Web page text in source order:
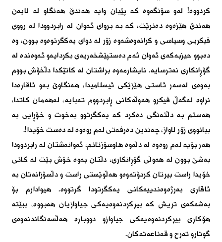
كردووە! لەو سۆنگەوە كە پێیان وایە هەندێ هەنگاو لە لایەن
هەندێ هێزەوە دەنرێت، كە بە بروای ئەوان لە رابردوودا لە رووی
فیكریی وسیاسی و كرانەوەشەوە زۆر لە دوای یەكگرتوەوە بوون، وە
دەبوو حیزبەكەی ئەوان ئەم دەستپێشخەریەی بكردایەو ئەوەندە لە
گۆڕانكاری نەترسایە. نایشارمەوە براشتان لە كاتێكدا دڵخۆش بووم
بەوەی لەسەر ئاستی هێزێكی ئیسلامیدا، هەنگاوێ بەو ئاقارەدا
نراوە لەگەڵ فیكرو هەوڵەكانی ڕابردووم تەبایە، لەهەمان كاتدا،
هەستم بە دڵتەنگی دەكرد كە یەكگرتوو بەخوت و خۆڕایی بە
بیانووی زۆر لاواز، چەندین دەرفەتی لەم روەوە لە دەست خۆیدا!.
هەر بۆیە لەم روەوە لە دڵەوە هاوسۆزتانم، ئەوانەشتان لە رابردوودا
بەشێ بوون لە هەوڵی گۆڕانكاری، دڵتان بەوە خۆش بێت لە كاتی
خۆیدا راست بیرتان كردۆتەوەو هەڵوێستی راست و دڵسۆزانەتان بە
ئاقاری بەرژەوەندییەكانی یەكگرتودا گرتووە. هیوادارم بۆ
بەشەكەی تریش كە بیركردنەوەیەكی جیاوازیان هەبووە، ببێتە
هۆكاری بیركردنەوەیەكی جیاوازو دووبارە هەڵسەنگاندنەوەی
گوتارو تەرح و قەناعەتەكان.